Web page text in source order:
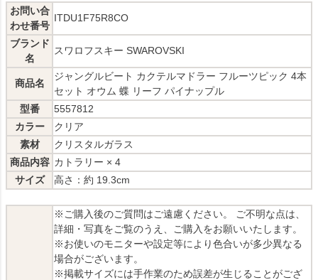
お問い合
わせ番号
ITDU1F75R8CO
ブランド
名
スワロフスキー SWAROVSKI
商品名
ジャングルビート カクテルマドラー フルーツピック 4本
セット オウム 蝶 リーフ パイナップル
型番
5557812
カラー
クリア
素材
クリスタルガラス
商品内容 カトラリー × 4
サイズ
高さ：約 19.3cm
※ご購入後のご質問はご遠慮ください。 ご不明な点は、
詳細・写真をご覧のうえ、ご購入をお願いいたします。
※お使いのモニターや設定等により色合いが多少異なる
場合がございます。
※掲載サイズには手作業のため誤差が生じることがござ